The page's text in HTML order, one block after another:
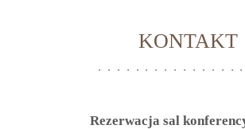
KONTAKT
Rezerwacja sal